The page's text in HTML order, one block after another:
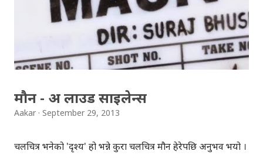
भिडियोमा लगातार कमेन्टको वर्षा भइरहेकोछ, अधिकांशले भिडियोबाट
भरपुर मनोरन्जन लिएको उल्लेख गरेकाछन् । भिडियो भाइरल भएसँगै,
"Sunday Morning Love You" भन्ने पेजहरु फेसबुकमा धमाधम
बन्न थालेकाछन् यसका साथै "Bhim was born in Nepal" भन्ने
मौन - अ लाउड साइलेन्स
Aakar September 29, 2013
चलचित्र भनेको 'दृश्य' हो भन्ने कुरा चलचित्र मौन हेरेपछि अनुभव भयो ।